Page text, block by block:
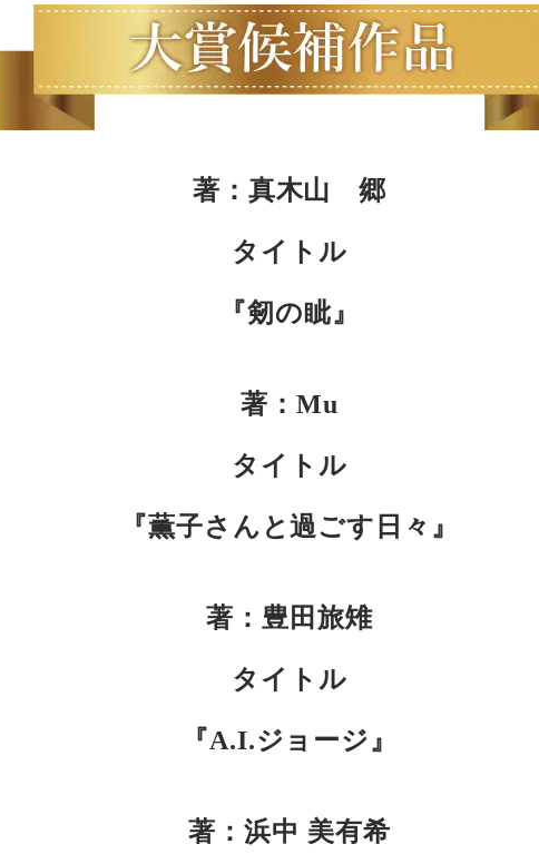
著：真木山 郷
タイトル
『剱の眦』
著：Mu
タイトル
『薫子さんと過ごす日々』
著：豊田旅雉
タイトル
『A.I.ジョージ』
著：浜中 美有希